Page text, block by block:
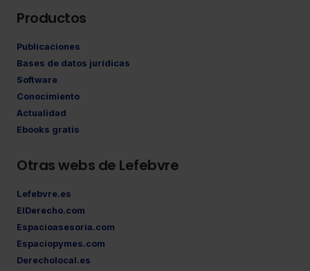
Productos
Publicaciones
Bases de datos jurídicas
Software
Conocimiento
Actualidad
Ebooks gratis
Otras webs de Lefebvre
Lefebvre.es
ElDerecho.com
Espacioasesoria.com
Espaciopymes.com
Derecholocal.es